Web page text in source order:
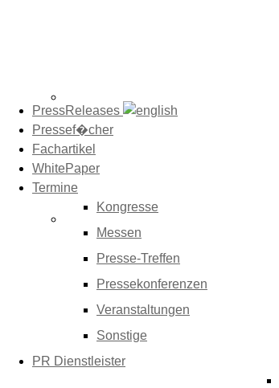
PressReleases
Pressef�cher
Fachartikel
WhitePaper
Termine
Kongresse
Messen
Presse-Treffen
Pressekonferenzen
Veranstaltungen
Sonstige
PR Dienstleister